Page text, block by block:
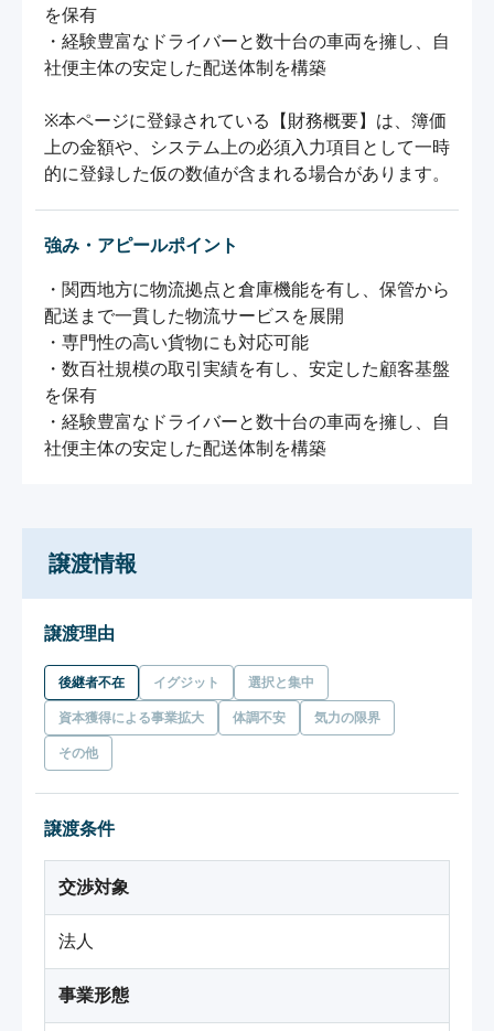
を保有
・経験豊富なドライバーと数十台の車両を擁し、自
社便主体の安定した配送体制を構築
※本ページに登録されている【財務概要】は、簿価
上の金額や、システム上の必須入力項目として一時
的に登録した仮の数値が含まれる場合があります。
強み・アピールポイント
・関西地方に物流拠点と倉庫機能を有し、保管から
配送まで一貫した物流サービスを展開
・専門性の高い貨物にも対応可能
・数百社規模の取引実績を有し、安定した顧客基盤
を保有
・経験豊富なドライバーと数十台の車両を擁し、自
社便主体の安定した配送体制を構築
譲渡情報
譲渡理由
後継者不在 イグジット 選択と集中
資本獲得による事業拡大 体調不安 気力の限界
その他
譲渡条件
交渉対象
法人
事業形態